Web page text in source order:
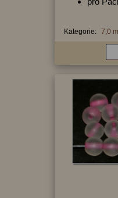
Kategorie: 7,0